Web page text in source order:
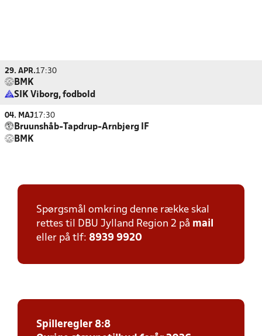
29. APR.17:30
BMK
SIK Viborg, fodbold
04. MAJ17:30
Bruunshåb-Tapdrup-Arnbjerg IF
BMK
Spørgsmål omkring denne række skal
rettes til DBU Jylland Region 2 på mail
eller på tlf: 8939 9920
Spilleregler 8:8